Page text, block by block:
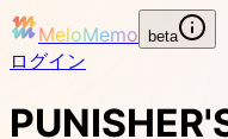
MeloMemo beta
ログイン